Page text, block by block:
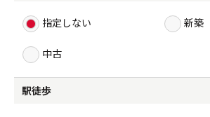
指定しない 新築
中古
駅徒歩